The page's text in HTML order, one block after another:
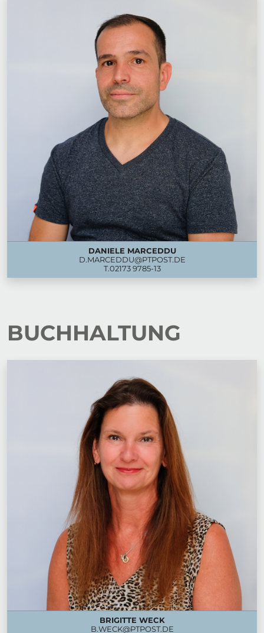
DANIELE MARCEDDU
D.MARCEDDU@PTPOST.DE
T.02173 9785-13
BUCHHALTUNG
BRIGITTE WECK
B.WECK@PTPOST.DE